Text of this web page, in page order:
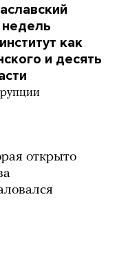
недель
как
и десять
открыто